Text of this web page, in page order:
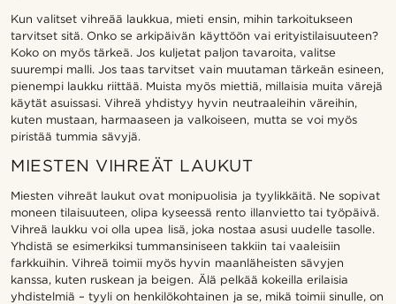
Kun valitset vihreää laukkua, mieti ensin, mihin tarkoitukseen
tarvitset sitä. Onko se arkipäivän käyttöön vai erityistilaisuuteen?
Koko on myös tärkeä. Jos kuljetat paljon tavaroita, valitse
suurempi malli. Jos taas tarvitset vain muutaman tärkeän esineen,
pienempi laukku riittää. Muista myös miettiä, millaisia muita värejä
käytät asuissasi. Vihreä yhdistyy hyvin neutraaleihin väreihin,
kuten mustaan, harmaaseen ja valkoiseen, mutta se voi myös
piristää tummia sävyjä.
MIESTEN VIHREÄT LAUKUT
Miesten vihreät laukut ovat monipuolisia ja tyylikkäitä. Ne sopivat
moneen tilaisuuteen, olipa kyseessä rento illanvietto tai työpäivä.
Vihreä laukku voi olla upea lisä, joka nostaa asusi uudelle tasolle.
Yhdistä se esimerkiksi tummansiniseen takkiin tai vaaleisiin
farkkuihin. Vihreä toimii myös hyvin maanläheisten sävyjen
kanssa, kuten ruskean ja beigen. Älä pelkää kokeilla erilaisia
yhdistelmiä – tyyli on henkilökohtainen ja se, mikä toimii sinulle, on